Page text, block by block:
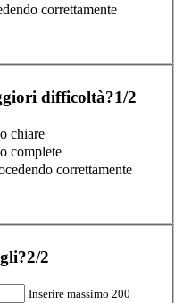
correttamente
difficoltà?1/2
chiare
complete
correttamente
2/2
Inserire massimo 200